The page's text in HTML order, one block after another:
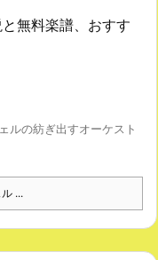
無料楽譜、おすす
ルの紡ぎ出すオーケスト
...